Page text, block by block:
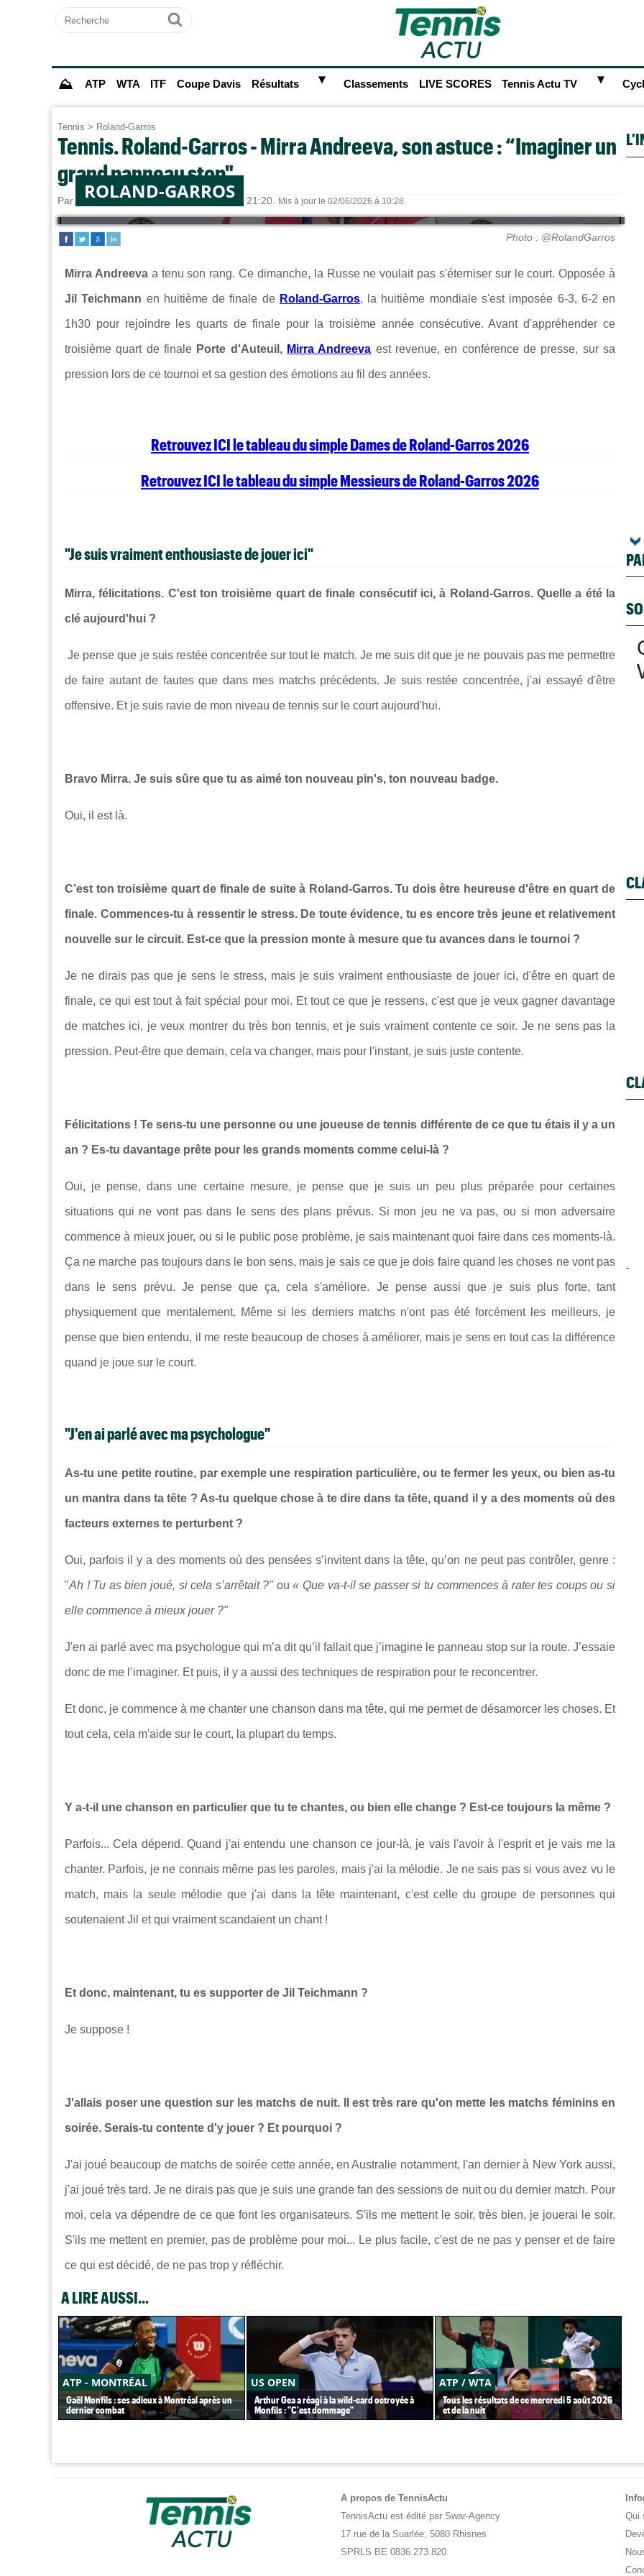
Recherche
Ok
⛰ ATP WTA ITF Coupe Davis Résultats ► Classements LIVE SCORES Tennis Actu TV ►
Tennis > Roland-Garros
Tennis. Roland-Garros - Mirra Andreeva, son astuce : “Imaginer un
grand panneau stop"
Par Sebastien CLAUDEle 31/05/2026 à 21:20. Mis à jour le 02/06/2026 à 10:28.
ROLAND-GARROS
Photo : @RolandGarros
Mirra Andreevaa tenu son rang. Ce dimanche, la Russe ne voulait pas s'éterniser sur le court. Opposée à
Jil Teichmann en huitième de finale de Roland-Garros, la huitième mondiale s'est imposée 6-3, 6-2 en
1h30 pour rejoindre les quarts de finale pour la troisième année consécutive. Avant d'appréhender ce
troisième quart de finale Porte d'Auteuil, Mirra Andreeva est revenue, en conférence de presse, sur sa
pression lors de ce tournoi et sa gestion des émotions au fil des années.
Retrouvez ICI le tableau du simple Dames de Roland-Garros 2026
Retrouvez ICI le tableau du simple Messieurs de Roland-Garros 2026
"Je suis vraiment enthousiaste de jouer ici"
Mirra, félicitations. C'est ton troisième quart de finale consécutif ici, à Roland-Garros. Quelle a été la
clé aujourd'hui ?
Je pense que je suis restée concentrée sur tout le match. Je me suis dit que je ne pouvais pas me permettre
de faire autant de fautes que dans mes matchs précédents. Je suis restée concentrée, j'ai essayé d'être
offensive. Et je suis ravie de mon niveau de tennis sur le court aujourd'hui.
Bravo Mirra. Je suis sûre que tu as aimé ton nouveau pin's, ton nouveau badge.
Oui, il est là.
C’est ton troisième quart de finale de suite à Roland-Garros. Tu dois être heureuse d'être en quart de
finale. Commences-tu à ressentir le stress. De toute évidence, tu es encore très jeune et relativement
nouvelle sur le circuit. Est-ce que la pression monte à mesure que tu avances dans le tournoi ?
Je ne dirais pas que je sens le stress, mais je suis vraiment enthousiaste de jouer ici, d'être en quart de
finale, ce qui est tout à fait spécial pour moi. Et tout ce que je ressens, c'est que je veux gagner davantage
de matches ici, je veux montrer du très bon tennis, et je suis vraiment contente ce soir. Je ne sens pas la
pression. Peut-être que demain, cela va changer, mais pour l'instant, je suis juste contente.
Félicitations ! Te sens-tu une personne ou une joueuse de tennis différente de ce que tu étais il y a un
an ? Es-tu davantage prête pour les grands moments comme celui-là ?
Oui, je pense, dans une certaine mesure, je pense que je suis un peu plus préparée pour certaines
situations qui ne vont pas dans le sens des plans prévus. Si mon jeu ne va pas, ou si mon adversaire
commence à mieux jouer, ou si le public pose problème, je sais maintenant quoi faire dans ces moments-là.
Ça ne marche pas toujours dans le bon sens, mais je sais ce que je dois faire quand les choses ne vont pas
dans le sens prévu. Je pense que ça, cela s'améliore. Je pense aussi que je suis plus forte, tant
physiquement que mentalement. Même si les derniers matchs n'ont pas été forcément les meilleurs, je
pense que bien entendu, il me reste beaucoup de choses à améliorer, mais je sens en tout cas la différence
quand je joue sur le court.
"J'en ai parlé avec ma psychologue"
As-tu une petite routine, par exemple une respiration particulière, ou te fermer les yeux, ou bien as-tu
un mantra dans ta tête ? As-tu quelque chose à te dire dans ta tête, quand il y a des moments où des
facteurs externes te perturbent ?
Oui, parfois il y a des moments où des pensées s’invitent dans la tête, qu’on ne peut pas contrôler, genre :
"Ah ! Tu as bien joué, si cela s’arrêtait ?" ou « Que va-t-il se passer si tu commences à rater tes coups ou si
elle commence à mieux jouer ?"
J'en ai parlé avec ma psychologue qui m’a dit qu’il fallait que j’imagine le panneau stop sur la route. J’essaie
donc de me l’imaginer. Et puis, il y a aussi des techniques de respiration pour te reconcentrer.
Et donc, je commence à me chanter une chanson dans ma tête, qui me permet de désamorcer les choses. Et
tout cela, cela m'aide sur le court, la plupart du temps.
Y a-t-il une chanson en particulier que tu te chantes, ou bien elle change ? Est-ce toujours la même ?
Parfois... Cela dépend. Quand j'ai entendu une chanson ce jour-là, je vais l'avoir à l'esprit et je vais me la
chanter. Parfois, je ne connais même pas les paroles, mais j'ai la mélodie. Je ne sais pas si vous avez vu le
match, mais la seule mélodie que j'ai dans la tête maintenant, c'est celle du groupe de personnes qui
soutenaient Jil et qui vraiment scandaient un chant !
Et donc, maintenant, tu es supporter de Jil Teichmann ?
Je suppose !
J'allais poser une question sur les matchs de nuit. Il est très rare qu'on mette les matchs féminins en
soirée. Serais-tu contente d'y jouer ? Et pourquoi ?
J'ai joué beaucoup de matchs de soirée cette année, en Australie notamment, l'an dernier à New York aussi,
j'ai joué très tard. Je ne dirais pas que je suis une grande fan des sessions de nuit ou du dernier match. Pour
moi, cela va dépendre de ce que font les organisateurs. S'ils me mettent le soir, très bien, je jouerai le soir.
S'ils me mettent en premier, pas de problème pour moi... Le plus facile, c'est de ne pas y penser et de faire
ce qui est décidé, de ne pas trop y réfléchir.
A LIRE AUSSI...
ATP - MONTRÉAL
Gaël Monfils : ses adieux à Montréal après un
dernier combat
US OPEN
Arthur Gea a réagi à la wild-card octroyée à
Monfils : "C'est dommage"
ATP / WTA
Tous les résultats de ce mercredi 5 août 2026
et de la nuit
-
A propos de TennisActu
TennisActu est édité par Swar-Agency
17 rue de la Suarlée, 5080 Rhisnes
SPRLS BE 0836.273.820
Qui